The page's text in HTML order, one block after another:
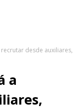
desde auxiliares,
a